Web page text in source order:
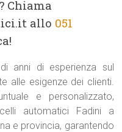
Chiama
allo 051
anni di esperienza sul
alle esigenze dei clienti.
e personalizzato,
automatici Fadini a
e provincia, garantendo